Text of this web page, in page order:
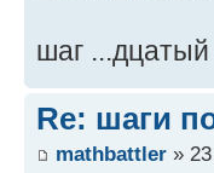
шаг ...дцатый
Re: шаги
mathbattler »